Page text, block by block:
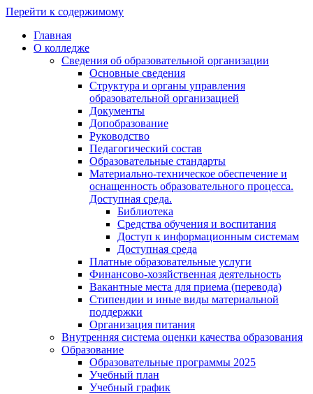
Перейти к содержимому
Главная
О колледже
Сведения об образовательной организации
Основные сведения
Структура и органы управления
образовательной организацией
Документы
Допобразование
Руководство
Педагогический состав
Образовательные стандарты
Материально-техническое обеспечение и
оснащенность образовательного процесса.
Доступная среда.
Библиотека
Средства обучения и воспитания
Доступ к информационным системам
Доступная среда
Платные образовательные услуги
Финансово-хозяйственная деятельность
Вакантные места для приема (перевода)
Стипендии и иные виды материальной
поддержки
Организация питания
Внутренняя система оценки качества образования
Образование
Образовательные программы 2025
Учебный план
Учебный график